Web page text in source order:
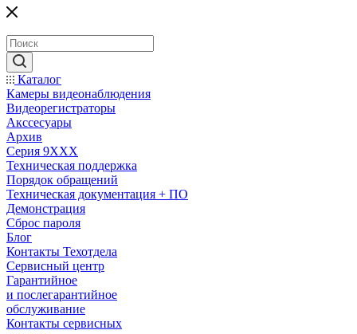
Каталог
Камеры видеонаблюдения
Видеорегистраторы
Акссесуары
Архив
Серия 9XXX
Техническая поддержка
Порядок обращений
Техническая документация + ПО
Демонстрация
Сброс пароля
Блог
Контакты Техотдела
Сервисный центр
Гарантийное
и послегарантийное
обслуживание
Контакты сервисных